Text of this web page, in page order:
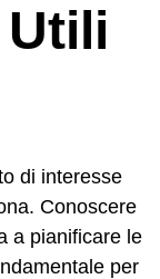
di interesse
Conoscere
a pianificare le
per